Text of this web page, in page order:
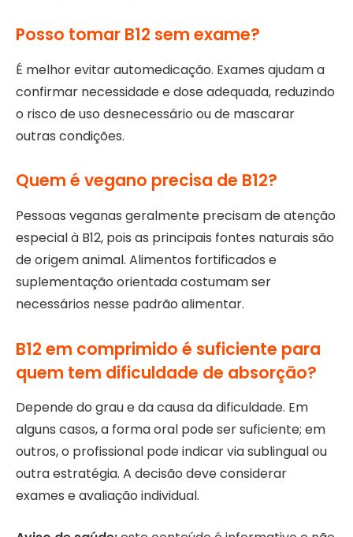
Posso tomar B12 sem exame?
É melhor evitar automedicação. Exames ajudam a
confirmar necessidade e dose adequada, reduzindo
o risco de uso desnecessário ou de mascarar
outras condições.
Quem é vegano precisa de B12?
Pessoas veganas geralmente precisam de atenção
especial à B12, pois as principais fontes naturais são
de origem animal. Alimentos fortificados e
suplementação orientada costumam ser
necessários nesse padrão alimentar.
B12 em comprimido é suficiente para
quem tem dificuldade de absorção?
Depende do grau e da causa da dificuldade. Em
alguns casos, a forma oral pode ser suficiente; em
outros, o profissional pode indicar via sublingual ou
outra estratégia. A decisão deve considerar
exames e avaliação individual.